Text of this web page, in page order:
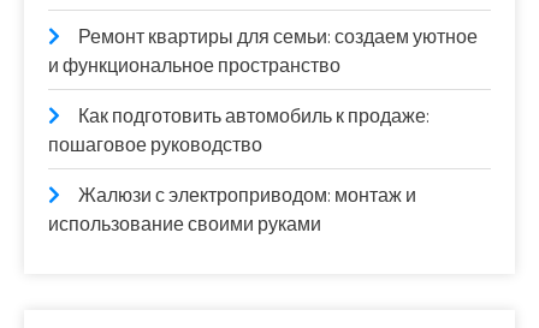
Ремонт квартиры для семьи: создаем уютное
и функциональное пространство
Как подготовить автомобиль к продаже:
пошаговое руководство
Жалюзи с электроприводом: монтаж и
использование своими руками